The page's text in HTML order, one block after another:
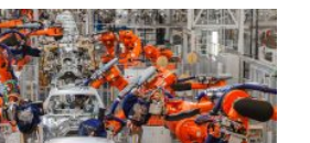
应用领域
定制标签 专享